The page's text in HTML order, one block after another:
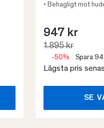
• Behagligt mot
947 kr
1.895 kr
-50% Spara
Lägsta pris
SE